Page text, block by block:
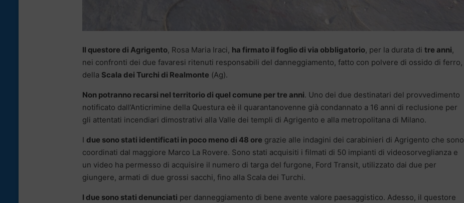
Il questore di Agrigento, Rosa Maria Iraci, ha firmato il foglio di via obbligatorio, per la durata di tre anni,
nei confronti dei due favaresi ritenuti responsabili del danneggiamento, fatto con polvere di ossido di ferro,
della Scala dei Turchi di Realmonte (Ag).
Non potranno recarsi nel territorio di quel comune per tre anni. Uno dei due destinatari del provvedimento
notificato dall’Anticrimine della Questura eè il quarantanovenne già condannato a 16 anni di reclusione per
gli attentati incendiari dimostrativi alla Valle dei templi di Agrigento e alla metropolitana di Milano.
I due sono stati identificati in poco meno di 48 ore grazie alle indagini dei carabinieri di Agrigento che sono
coordinati dal maggiore Marco La Rovere. Sono stati acquisiti i filmati di 50 impianti di videosorveglianza e
un video ha permesso di acquisire il numero di targa del furgone, Ford Transit, utilizzato dai due per
giungere, armati di due grossi sacchi, fino alla Scala dei Turchi.
I due sono stati denunciati per danneggiamento di bene avente valore paesaggistico. Adesso, il questore